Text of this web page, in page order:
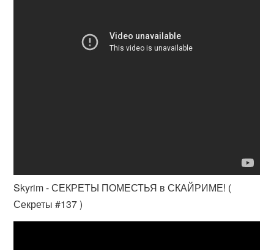
Skyrim - СЕКРЕТЫ ПОМЕСТЬЯ в СКАЙРИМЕ! (
Секреты #137 )